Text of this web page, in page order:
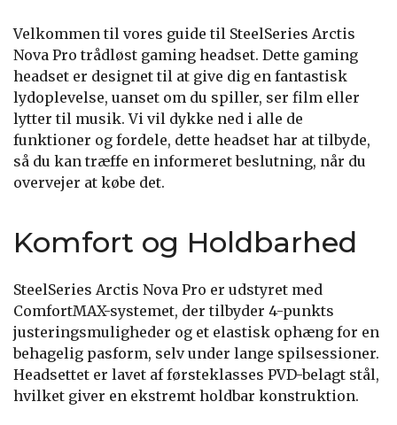
Velkommen til vores guide til SteelSeries Arctis
Nova Pro trådløst gaming headset. Dette gaming
headset er designet til at give dig en fantastisk
lydoplevelse, uanset om du spiller, ser film eller
lytter til musik. Vi vil dykke ned i alle de
funktioner og fordele, dette headset har at tilbyde,
så du kan træffe en informeret beslutning, når du
overvejer at købe det.
Komfort og Holdbarhed
SteelSeries Arctis Nova Pro er udstyret med
ComfortMAX-systemet, der tilbyder 4-punkts
justeringsmuligheder og et elastisk ophæng for en
behagelig pasform, selv under lange spilsessioner.
Headsettet er lavet af førsteklasses PVD-belagt stål,
hvilket giver en ekstremt holdbar konstruktion.